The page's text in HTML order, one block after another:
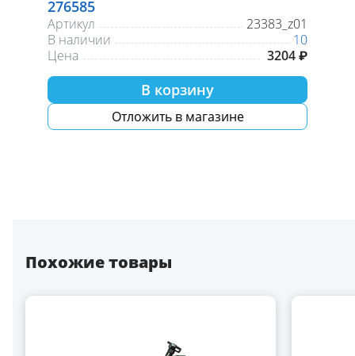
276585
Артикул
23383_z01
В наличии
10
Цена
3204 ₽
В корзину
Отложить в магазине
Похожие товары